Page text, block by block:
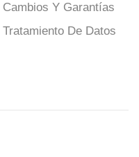
Cambios Y Garantías
Tratamiento De Datos